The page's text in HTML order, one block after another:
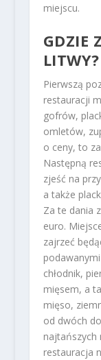
miejscu.
GDZIE
LITWY?
Pierwszą
restauracji
gofrów,
omletów,
o ceny, to
Następną
zjeść na
a także
Za te dania
euro.
zajrzeć
chłodnik,
mięsem, a
mięso,
od dwóch
najtańszych
restauracja